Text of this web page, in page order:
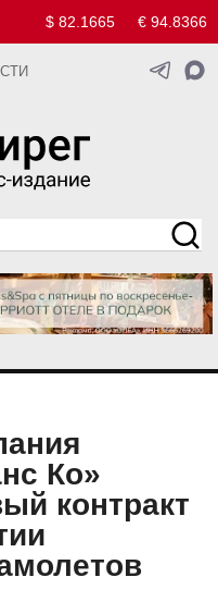
$ 82.1665 € 94.8366
Ко»
контракт